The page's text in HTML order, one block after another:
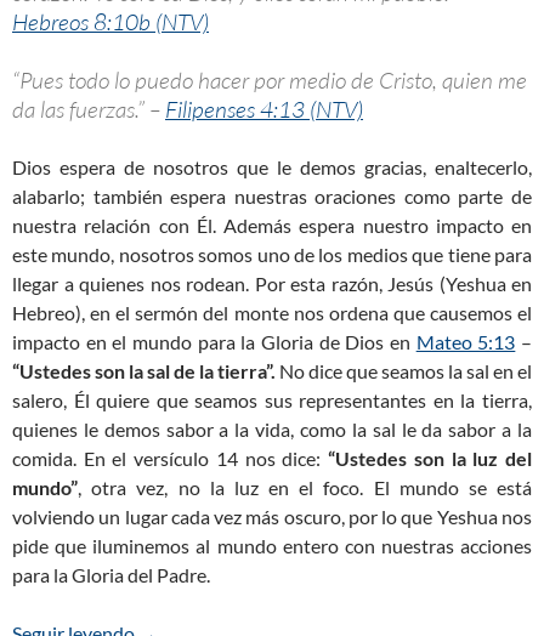
Hebreos 8:10b (NTV)
“Pues todo lo puedo hacer por medio de Cristo, quien me
da las fuerzas.” – Filipenses 4:13 (NTV)
Dios espera de nosotros que le demos gracias, enaltecerlo,
alabarlo; también espera nuestras oraciones como parte de
nuestra relación con Él. Además espera nuestro impacto en
este mundo, nosotros somos uno de los medios que tiene para
llegar a quienes nos rodean. Por esta razón, Jesús (Yeshua en
Hebreo), en el sermón del monte nos ordena que causemos el
impacto en el mundo para la Gloria de Dios en Mateo 5:13 –
“Ustedes son la sal de la tierra”. No dice que seamos la sal en el
salero, Él quiere que seamos sus representantes en la tierra,
quienes le demos sabor a la vida, como la sal le da sabor a la
comida. En el versículo 14 nos dice:“Ustedes son la luz del
mundo”, otra vez, no la luz en el foco. El mundo se está
volviendo un lugar cada vez más oscuro, por lo que Yeshua nos
pide que iluminemos al mundo entero con nuestras acciones
para la Gloria del Padre.